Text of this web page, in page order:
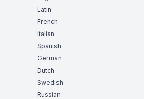
Latin
French
Italian
Spanish
German
Dutch
Swedish
Russian